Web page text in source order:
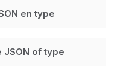
en type
of type